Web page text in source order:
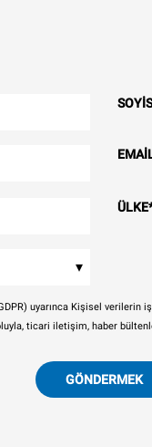
ÜLKE
▾
uyarınca Kişisel verilerin
ticari iletişim, haber
GÖNDERMEK